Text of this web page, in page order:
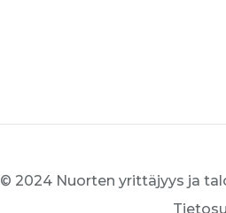
© 2024 Nuorten yrittäjyys ja